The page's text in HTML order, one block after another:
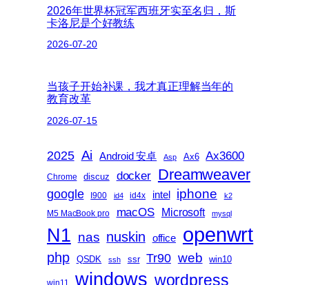
2026年世界杯冠军西班牙实至名归，斯
卡洛尼是个好教练
2026-07-20
当孩子开始补课，我才真正理解当年的
教育改革
2026-07-15
2025 Ai Android 安卓 Asp Ax6 Ax3600
Chrome discuz docker Dreamweaver
google I900 id4 id4x intel iphone k2
M5 MacBook pro macOS Microsoft mysql
N1 nas nuskin office openwrt
php QSDK ssh ssr Tr90 web win10
win11 windows wordpress